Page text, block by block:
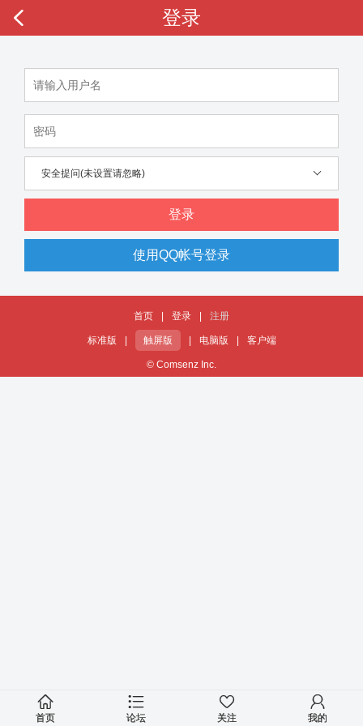
登录
安全提问(未设置请忽略)
登录
使用QQ帐号登录
首页 登录 注册
标准版 触屏版 电脑版 客户端
© Comsenz Inc.
首页 论坛 关注 我的